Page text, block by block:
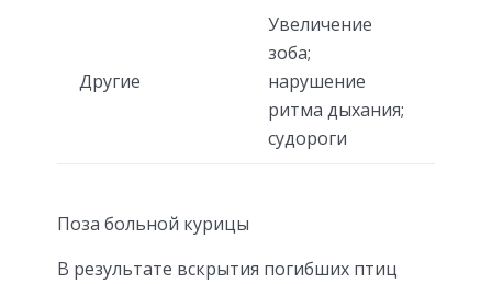
Другие
Увеличение
зоба;
нарушение
ритма дыхания;
судороги
Поза больной курицы
В результате вскрытия погибших птиц